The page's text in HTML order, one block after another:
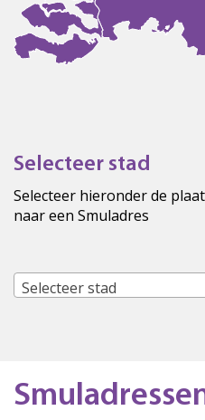
Selecteer stad
Selecteer hieronder de
naar een Smuladres
Selecteer stad